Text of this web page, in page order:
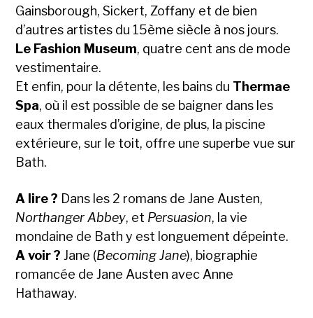
Gainsborough, Sickert, Zoffany et de bien
d’autres artistes du 15ème siècle à nos jours.
Le Fashion Museum, quatre cent ans de mode
vestimentaire.
Et enfin, pour la détente, les bains du Thermae
Spa, où il est possible de se baigner dans les
eaux thermales d’origine, de plus, la piscine
extérieure, sur le toit, offre une superbe vue sur
Bath.
A lire ? Dans les 2 romans de Jane Austen,
Northanger Abbey, et Persuasion, la vie
mondaine de Bath y est longuement dépeinte.
A voir ? Jane (Becoming Jane), biographie
romancée de Jane Austen avec Anne
Hathaway.